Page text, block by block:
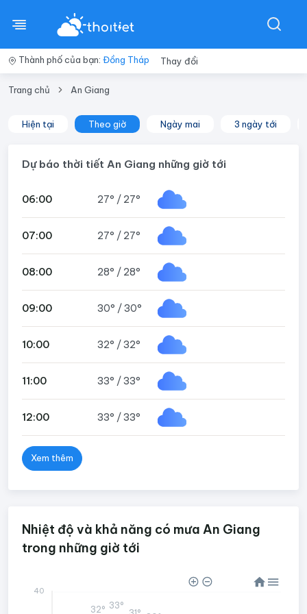
Thành phố của bạn: Đồng Tháp Thay đổi
Trang chủ An Giang
Hiện tại Theo giờ Ngày mai 3 ngày tới
Dự báo thời tiết An Giang những giờ tới
06:00 27° / 27°
07:00 27° / 27°
08:00 28° / 28°
09:00 30° /30°
10:00 32° /32°
11:00 33° /33°
12:00 33° /33°
Xem thêm
Nhiệt độ và khả năng có mưa An Giang
trong những giờ tới
32° 33°
40